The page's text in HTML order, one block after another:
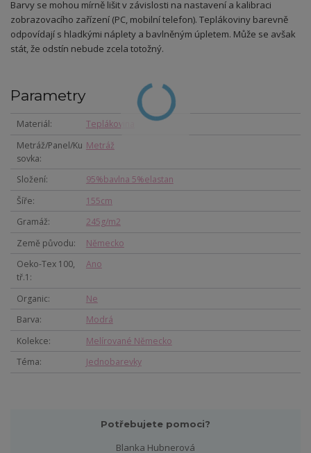
Barvy se mohou mírně lišit v závislosti na nastavení a kalibraci
zobrazovacího zařízení (PC, mobilní telefon). Teplákoviny barevně
odpovídají s hladkými náplety a bavlněným úpletem. Může se avšak
stát, že odstín nebude zcela totožný.
Parametry
Materiál
Teplákovina
Metráž/Panel/Ku
sovka
Metráž
Složení
95%bavlna 5%elastan
Šíře
155cm
Gramáž
245g/m2
Země původu
Německo
Oeko-Tex 100,
tř.1
Ano
Organic
Ne
Barva
Modrá
Kolekce
Melírované Německo
Téma
Jednobarevky
Potřebujete pomoci?
Blanka Hubnerová